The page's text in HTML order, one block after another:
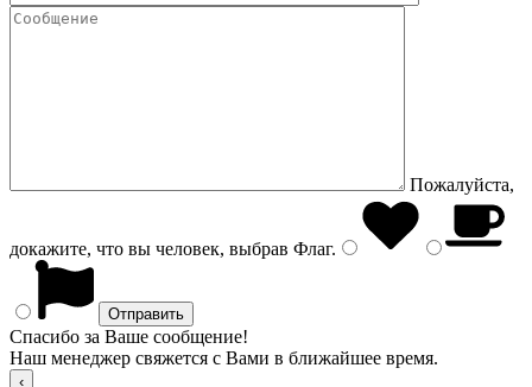
Пожалуйста,
докажите, что вы человек, выбрав Флаг.
Спасибо за Ваше сообщение!
Наш менеджер свяжется с Вами в ближайшее время.